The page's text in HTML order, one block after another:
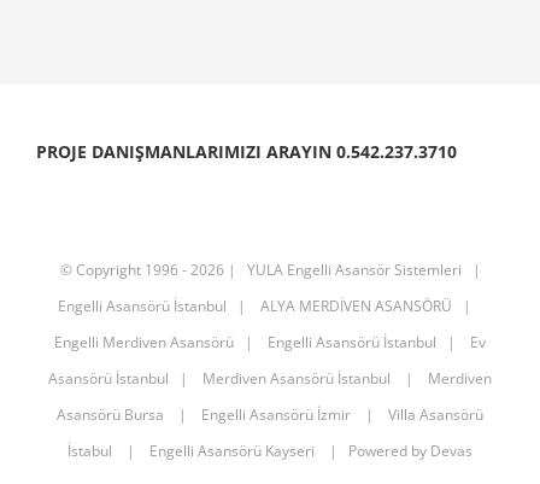
PROJE DANIŞMANLARIMIZI ARAYIN 0.542.237.3710
© Copyright 1996 -2026 | YULA Engelli Asansör Sistemleri |
Engelli Asansörü İstanbul | ALYA MERDİVEN ASANSÖRÜ |
Engelli Merdiven Asansörü | Engelli Asansörü İstanbul | Ev
Asansörü İstanbul | Merdiven Asansörü İstanbul | Merdiven
Asansörü Bursa | Engelli Asansörü İzmir | Villa Asansörü
İstabul | Engelli Asansörü Kayseri | Powered by Devas